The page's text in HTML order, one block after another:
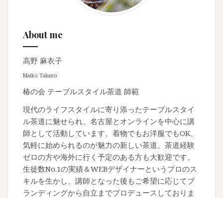
About me
高野 麻衣子
Maiko Takano
椿の会 テーブルスタイル茶道 師範
現代のライフスタイルに寄り添ったテーブルスタイ
ル茶道に魅せられ、名古屋とオンラインを中心に講
師として活動しています。着物でもお洋服でもOK、
気軽に始められるのが魅力の新しい茶道。茶道経験
ゼロの方や海外に行く予定のある方も大歓迎です。
生徒数No.1の実績＆WEBデザイナーというプロのス
キルを生かし、講師となった後もご希望に応じてブ
ランディングから自立までプロデュースしておりま